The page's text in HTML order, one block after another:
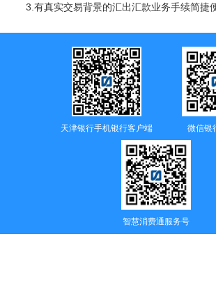
3.有真实交易背景的汇出汇款业务手续简捷便
天津银行手机银行客户端 微信银
智慧消费通服务号